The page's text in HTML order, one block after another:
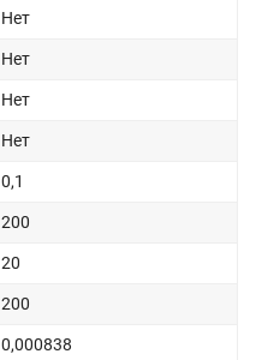
Нет
Нет
Нет
Нет
0,1
200
20
200
0,000838